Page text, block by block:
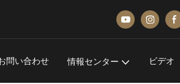
問い合わせ 情報センター ビデオ